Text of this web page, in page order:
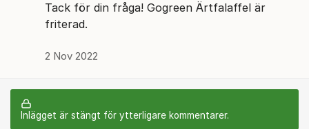
Tack för din fråga! Gogreen Ärtfalaffel är
friterad.
2 Nov 2022
Inlägget är stängt för ytterligare kommentarer.